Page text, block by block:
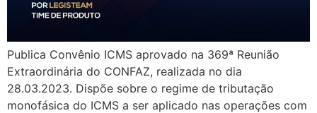
Publica Convênio ICMS aprovado na 369ª Reunião
Extraordinária do CONFAZ, realizada no dia
28.03.2023. Dispõe sobre o regime de tributação
monofásica do ICMS a ser aplicado nas operações com